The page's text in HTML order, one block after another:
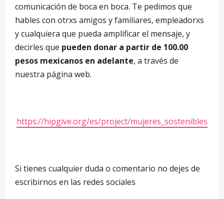
comunicación de boca en boca. Te pedimos que
hables con otrxs amigos y familiares, empleadorxs
y cualquiera que pueda amplificar el mensaje, y
decirles que pueden donar a partir de 100.00
pesos mexicanos en adelante, a través de
nuestra página web.
https://hipgive.org/es/project/mujeres_sostenibles
Si tienes cualquier duda o comentario no dejes de
escribirnos en las redes sociales